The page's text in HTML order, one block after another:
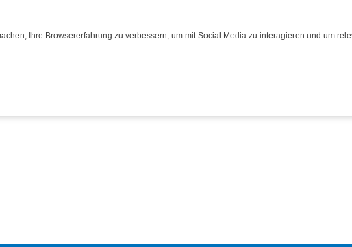
Ihre Browsererfahrung zu verbessern, um mit Social Media zu interagieren und um